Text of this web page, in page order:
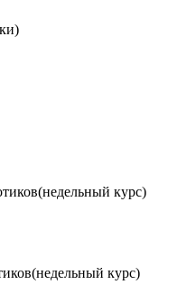
курс)
курс)